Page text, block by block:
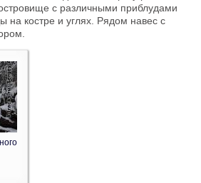
с различными приблудами
на костре и углях. Рядом навес с